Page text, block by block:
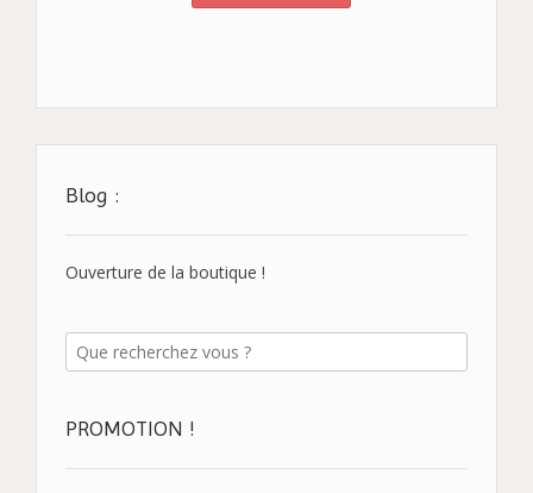
Blog :
Ouverture de la boutique !
PROMOTION !